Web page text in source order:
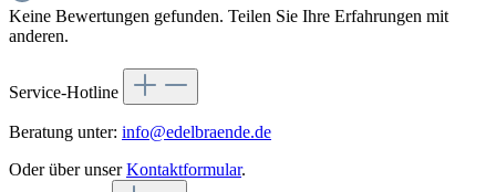
Keine Bewertungen gefunden. Teilen Sie Ihre Erfahrungen mit
anderen.
Service-Hotline
Beratung unter: info@edelbraende.de
Oder über unserKontaktformular.